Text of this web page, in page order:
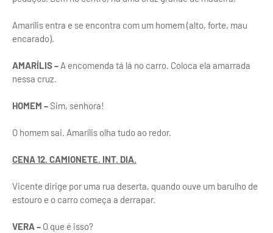
Amarílis entra e se encontra com um homem (alto, forte, mau
encarado).
AMARÍLIS – A encomenda tá lá no carro. Coloca ela amarrada
nessa cruz.
HOMEM – Sim, senhora!
O homem sai. Amarílis olha tudo ao redor.
CENA 12. CAMIONETE. INT. DIA.
Vicente dirige por uma rua deserta, quando ouve um barulho de
estouro e o carro começa a derrapar.
VERA – O que é isso?